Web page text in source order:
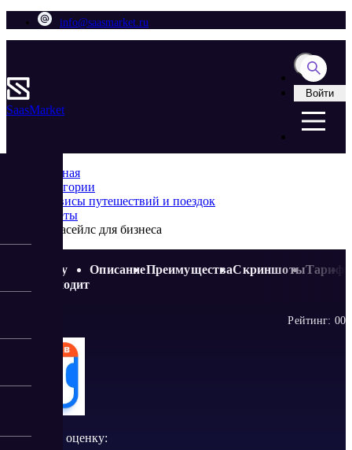
info@saasmarket.ru
SaasMarket
Войти
Главная
Категории
Cервисы путешествий и поездок
Билеты
Авиасейлс для бизнеса
Кому
подходит
ОписаниеПреимуществаСкриншотыТариф
Рейтинг: 00
Поставить оценку: